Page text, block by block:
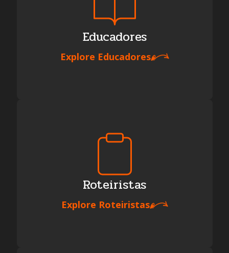
Educadores
Explore Educadores
Roteiristas
Explore Roteiristas